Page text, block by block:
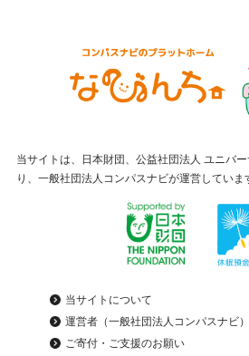
当サイトは、日本財団、公益社団法人 ユニバ
り、一般社団法人コンパスナビが運営していま
当サイトについて
運営者（一般社団法人コンパスナビ
ご寄付・ご支援のお願い